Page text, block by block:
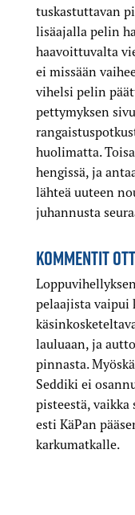
tuskastuttavan
lisäajalla pelin
haavoittuvalta
ei missään
vihelsi pelin
pettymyksen
huolimatta.
hengissä, ja
lähteä uuteen
juhannusta
KOMMENTIT
pelaajista vaipui
lauluaan, ja
pinnasta.
Seddiki ei
pisteestä, vaikka
esti KäPan
karkumatkalle.